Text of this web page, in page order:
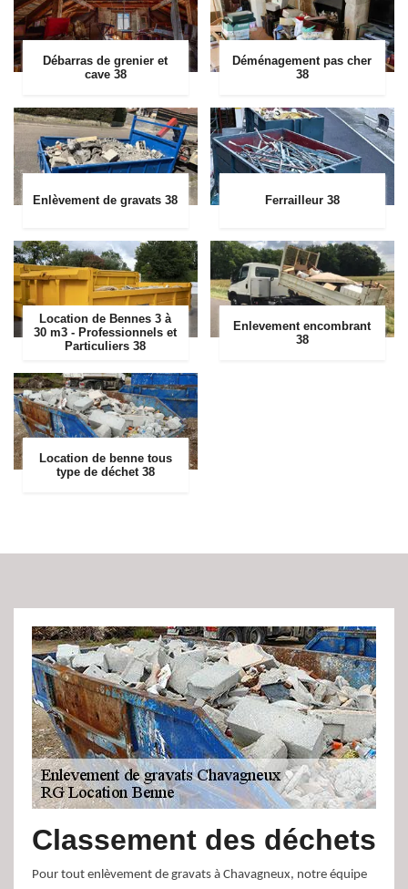
Débarras de grenier et
cave 38
Déménagement pas cher
38
Enlèvement de gravats 38 Ferrailleur 38
Location de Bennes 3 à
30 m3 - Professionnels et
Particuliers 38
Enlevement encombrant
38
Location de benne tous
type de déchet 38
Classement des déchets
Pour tout enlèvement de gravats à Chavagneux, notre équipe